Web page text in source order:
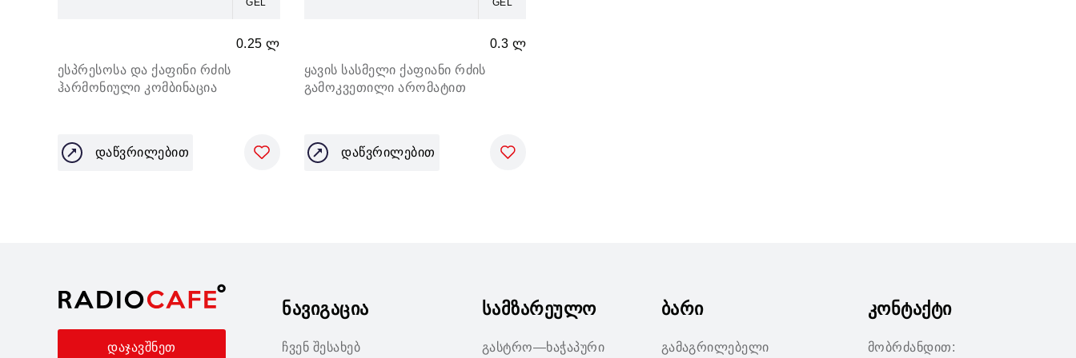
0.25 ლ
ესპრესოსა და ქაფინი რძის
ჰარმონიული კომბინაცია
დაწვრილებით
0.3 ლ
ყავის სასმელი ქაფიანი რძის
გამოკვეთილი არომატით
დაწვრილებით
დაჯავშნეთ
ნავიგაცია
ჩვენ შესახებ
სამზარეულო
გასტრო—ხაჭაპური
ბარი
გამაგრილებელი
კონტაქტი
მობრძანდით: